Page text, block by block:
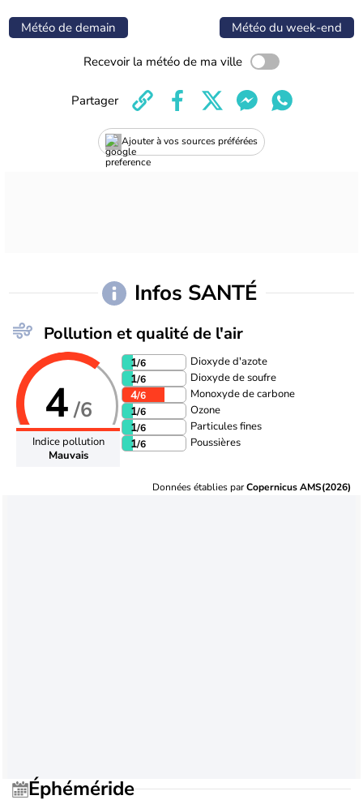
Météo de demain Météo du week-end
Recevoir la météo de ma ville
Ajouter à vos sources préférées
Partager
Infos SANTÉ
Pollution et qualité de l'air
4/6
Indice pollution
Mauvais
1/6 Dioxyde d'azote
1/6 Dioxyde de soufre
4/6 Monoxyde de carbone
1/6 Ozone
1/6 Particules fines
1/6 Poussières
Données établies parCopernicus AMS(2026)
Éphéméride